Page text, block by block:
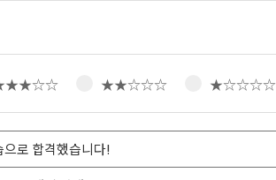
★★☆☆☆ ★☆☆☆☆
로 합격했습니다!